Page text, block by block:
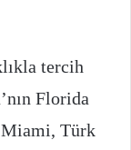
tercih
Florida
Türk